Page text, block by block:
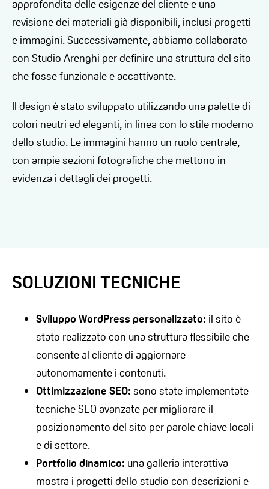
approfondita delle esigenze del cliente e una
revisione dei materiali già disponibili, inclusi progetti
e immagini. Successivamente, abbiamo collaborato
con Studio Arenghi per definire una struttura del sito
che fosse funzionale e accattivante.
Il design è stato sviluppato utilizzando una palette di
colori neutri ed eleganti, in linea con lo stile moderno
dello studio. Le immagini hanno un ruolo centrale,
con ampie sezioni fotografiche che mettono in
evidenza i dettagli dei progetti.
SOLUZIONI TECNICHE
Sviluppo WordPress personalizzato: il sito è
stato realizzato con una struttura flessibile che
consente al cliente di aggiornare
autonomamente i contenuti.
Ottimizzazione SEO: sono state implementate
tecniche SEO avanzate per migliorare il
posizionamento del sito per parole chiave locali
e di settore.
Portfolio dinamico: una galleria interattiva
mostra i progetti dello studio con descrizioni e